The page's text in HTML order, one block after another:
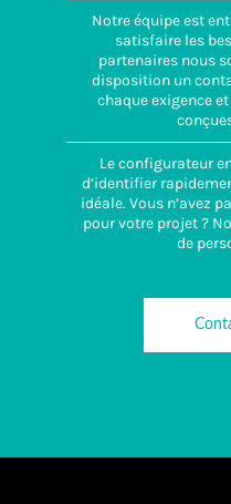
Notre équipe est
satisfaire les
partenaires nous
disposition un
chaque exigence
Le configurateur
d’identifier
idéale. Vous n’avez
pour votre projet ?
de